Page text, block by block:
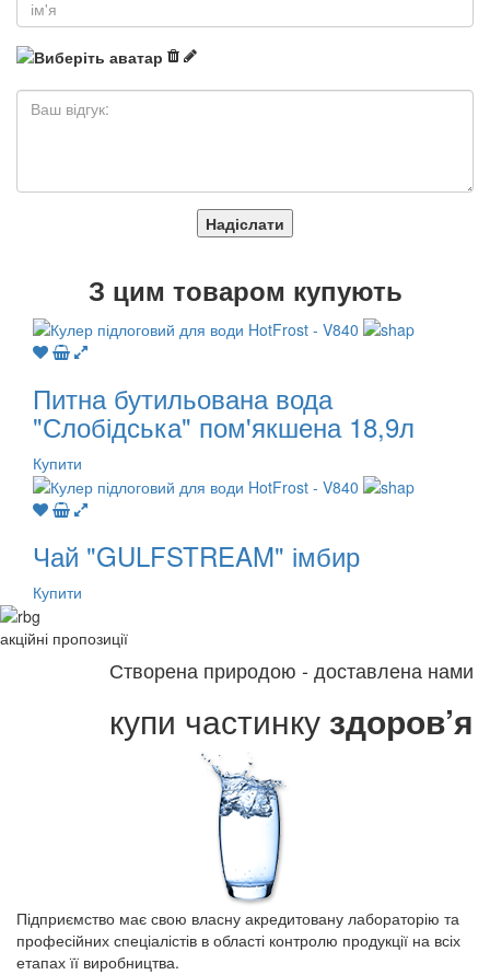
Надіслати
З цим товаром купують
Питна бутильована вода
"Слобідська" пом'якшена 18,9л
Купити
Чай "GULFSTREAM" імбир
Купити
акційні пропозиції
Створена природою - доставлена нами
купи частинку здоров’я
Підприємство має свою власну акредитовану лабораторію та
професійних спеціалістів в області контролю продукції на всіх
етапах її виробництва.